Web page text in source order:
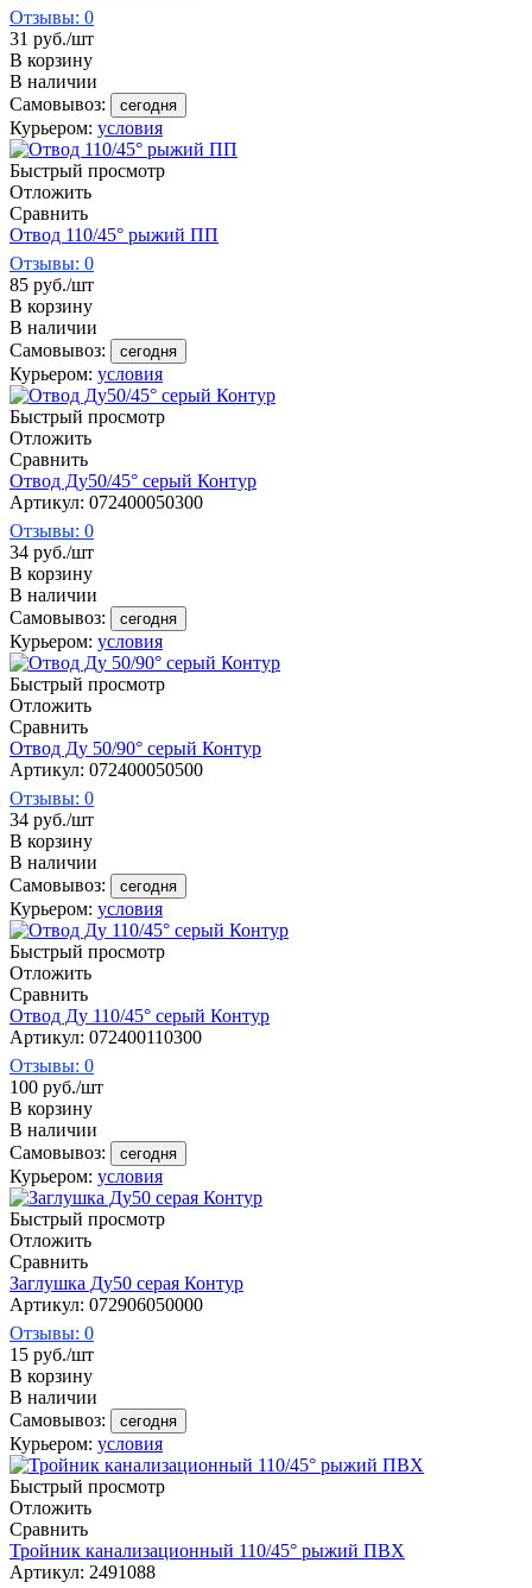
Отзывы: 0
31 руб./шт
В корзину
В наличии
Самовывоз:
сегодня
Курьером: условия
Быстрый просмотр
Отложить
Сравнить
Отвод 110/45° рыжий ПП
Отзывы: 0
85 руб./шт
В корзину
В наличии
Самовывоз:
сегодня
Курьером: условия
Быстрый просмотр
Отложить
Сравнить
Отвод Ду50/45° серый Контур
Артикул: 072400050300
Отзывы: 0
34 руб./шт
В корзину
В наличии
Самовывоз:
сегодня
Курьером: условия
Быстрый просмотр
Отложить
Сравнить
Отвод Ду 50/90° серый Контур
Артикул: 072400050500
Отзывы: 0
34 руб./шт
В корзину
В наличии
Самовывоз:
сегодня
Курьером: условия
Быстрый просмотр
Отложить
Сравнить
Отвод Ду 110/45° серый Контур
Артикул: 072400110300
Отзывы: 0
100 руб./шт
В корзину
В наличии
Самовывоз:
сегодня
Курьером: условия
Быстрый просмотр
Отложить
Сравнить
Заглушка Ду50 серая Контур
Артикул: 072906050000
Отзывы: 0
15 руб./шт
В корзину
В наличии
Самовывоз:
сегодня
Курьером: условия
Быстрый просмотр
Отложить
Сравнить
Тройник канализационный 110/45° рыжий ПВХ
Артикул: 2491088